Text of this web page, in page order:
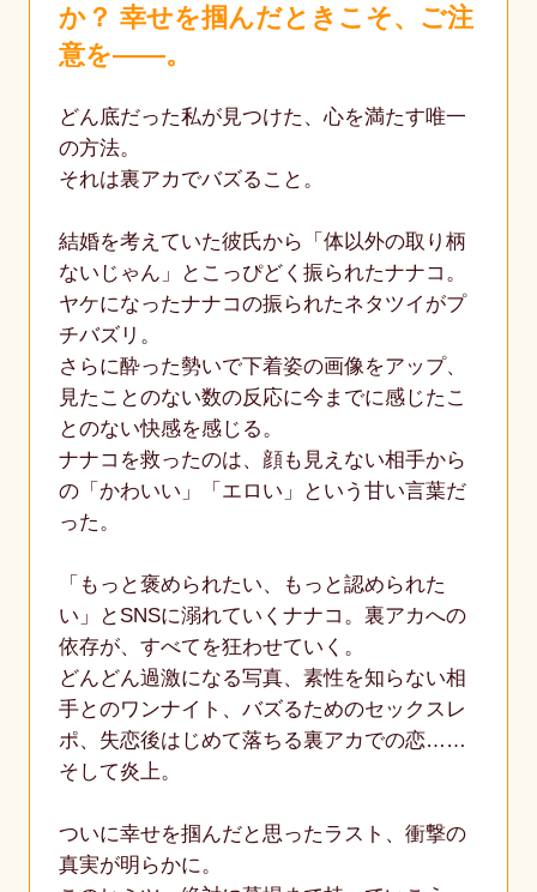
か？ 幸せを掴んだときこそ、ご注
意を――。
どん底だった私が見つけた、心を満たす唯一
の方法。
それは裏アカでバズること。
結婚を考えていた彼氏から「体以外の取り柄
ないじゃん」とこっぴどく振られたナナコ。
ヤケになったナナコの振られたネタツイがプ
チバズリ。
さらに酔った勢いで下着姿の画像をアップ、
見たことのない数の反応に今までに感じたこ
とのない快感を感じる。
ナナコを救ったのは、顔も見えない相手から
の「かわいい」「エロい」という甘い言葉だ
った。
「もっと褒められたい、もっと認められた
い」とSNSに溺れていくナナコ。裏アカへの
依存が、すべてを狂わせていく。
どんどん過激になる写真、素性を知らない相
手とのワンナイト、バズるためのセックスレ
ポ、失恋後はじめて落ちる裏アカでの恋……
そして炎上。
ついに幸せを掴んだと思ったラスト、衝撃の
真実が明らかに。